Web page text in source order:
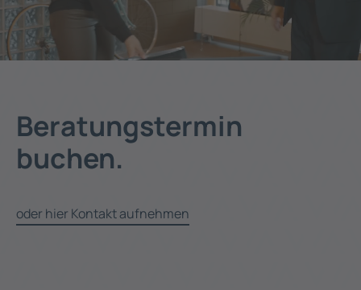
Beratungstermin
buchen.
oder hier Kontakt aufnehmen